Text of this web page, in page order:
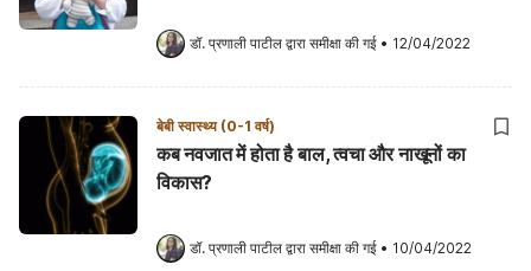
डॉ. प्रणाली पाटील द्वारा समीक्षा की गई • 12/04/2022
बेबी स्वास्थ्य (0-1 वर्ष)
कब नवजात में होता है बाल, त्वचा और नाखूनों का
विकास?
डॉ. प्रणाली पाटील द्वारा समीक्षा की गई • 10/04/2022